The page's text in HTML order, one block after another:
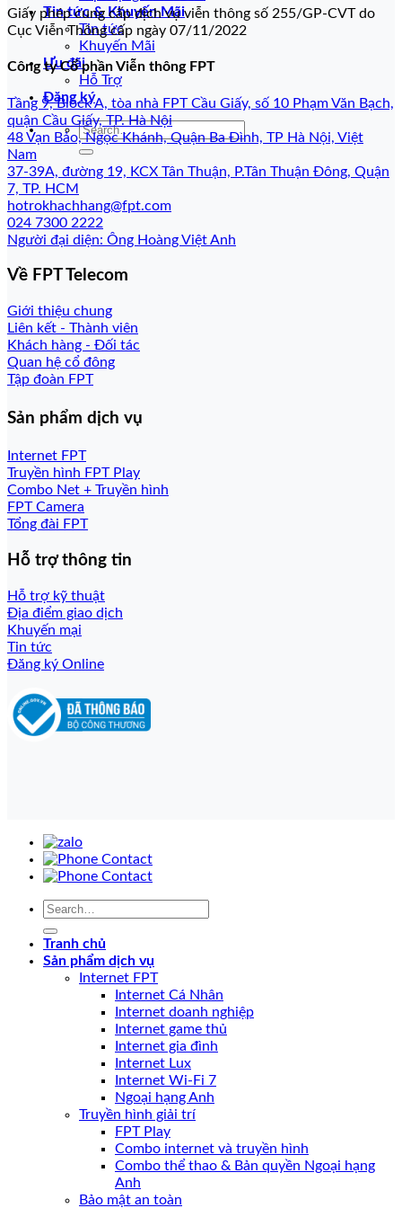
Tin tức & Khuyến Mãi
Tin tức
Khuyến Mãi
Ưu đãi
Hỗ Trợ
Đăng ký
Giấy phép cung cấp dịch vụ viễn thông số 255/GP-CVT do
Cục Viễn Thông cấp ngày 07/11/2022
Công ty Cổ phần Viễn thông FPT
Tầng 9, Block A, tòa nhà FPT Cầu Giấy, số 10 Phạm Văn Bạch,
quận Cầu Giấy, TP. Hà Nội
48 Vạn Bảo, Ngọc Khánh, Quận Ba Đình, TP Hà Nội, Việt
Nam
37-39A, đường 19, KCX Tân Thuận, P.Tân Thuận Đông, Quận
7, TP. HCM
hotrokhachhang@fpt.com
024 7300 2222
Người đại diện: Ông Hoàng Việt Anh
Về FPT Telecom
Giới thiệu chung
Liên kết - Thành viên
Khách hàng - Đối tác
Quan hệ cổ đông
Tập đoàn FPT
Sản phẩm dịch vụ
Internet FPT
Truyền hình FPT Play
Combo Net + Truyền hình
FPT Camera
Tổng đài FPT
Hỗ trợ thông tin
Hỗ trợ kỹ thuật
Địa điểm giao dịch
Khuyến mại
Tin tức
Đăng ký Online
Tranh chủ
Sản phẩm dịch vụ
Internet FPT
Internet Cá Nhân
Internet doanh nghiệp
Internet game thủ
Internet gia đình
Internet Lux
Internet Wi-Fi 7
Ngoại hạng Anh
Truyền hình giải trí
FPT Play
Combo internet và truyền hình
Combo thể thao & Bản quyền Ngoại hạng
Anh
Bảo mật an toàn